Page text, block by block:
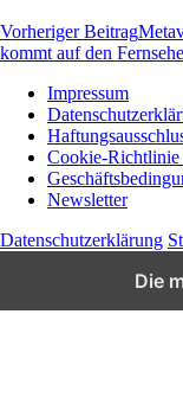
Vorheriger Beitrag
kommt auf den
Wissen und
Co.
Impressum
Cookie-
Newsletter
Datenschutzerklärung
Die